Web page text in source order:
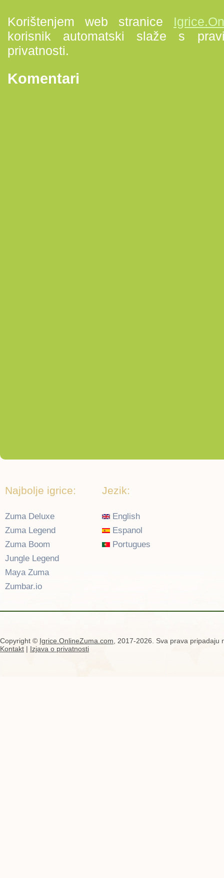
Korištenjem web stranice
korisnik automatski slaže s
privatnosti.
Komentari
Najbolje igrice:
Zuma Deluxe
Zuma Legend
Zuma Boom
Jungle Legend
Maya Zuma
Zumbar.io
Jezik:
English
Espanol
Portugues
Copyright © Igrice.OnlineZuma.com , 2017-2026. Sva prava pripadaju
Kontakt | Izjava o privatnosti